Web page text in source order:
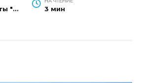
Редакция газеты "Наш край" 3 мин